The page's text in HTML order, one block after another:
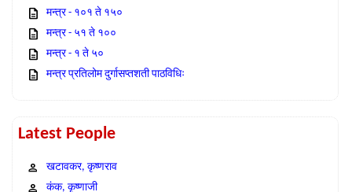
मन्त्र - १०१ ते १५०
मन्त्र - ५१ ते १००
मन्त्र - १ ते ५०
मन्त्र प्रतिलोम दुर्गासप्तशती पाठविधिः
Latest People
खटावकर, कृष्णराव
कंक, कृष्णाजी